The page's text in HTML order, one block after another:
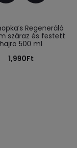
Regeneráló
száraz és festett
hajra 500 ml
1,990Ft